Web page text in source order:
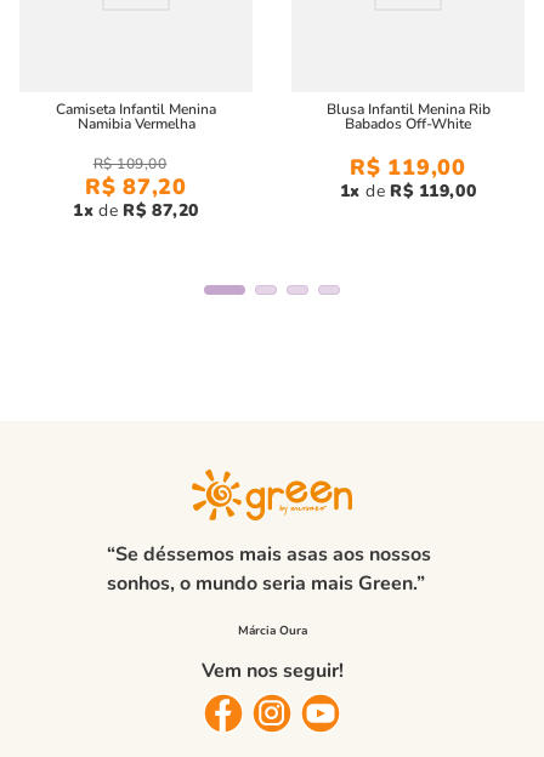
Camiseta Infantil Menina
Namibia Vermelha
R$ 109,00
R$ 87,20
1 R$ 87,20
Blusa Infantil Menina Rib
Babados Off-White
R$ 119,00
1 R$ 119,00
“Se déssemos mais asas aos nossos
sonhos, o mundo seria mais Green.”
Vem nos seguir!